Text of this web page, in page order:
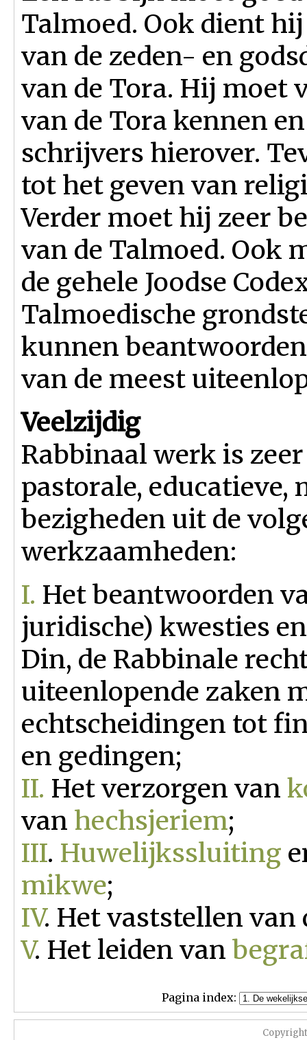
Talmoed. Ook dient
van de zeden- en
van de Tora. Hij moet
van de Tora kennen
schrijvers hierover.
tot het geven van
Verder moet hij zeer
van de Talmoed. Ook
de gehele Joodse
Talmoedische
kunnen
van de meest
Veelzijdig
Rabbinaal werk is
pastorale, educatieve,
bezigheden uit de
werkzaamheden:
I. Het beantwoorden
juridische) kwesties
Din, de Rabbinale
uiteenlopende zaken
echtscheidingen tot
en gedingen;
II. Het verzorgen van
van hechsjeriem;
III. Huwelijkssluiting
mikwe;
IV. Het vaststellen van
V. Het leiden van
Pagina index: